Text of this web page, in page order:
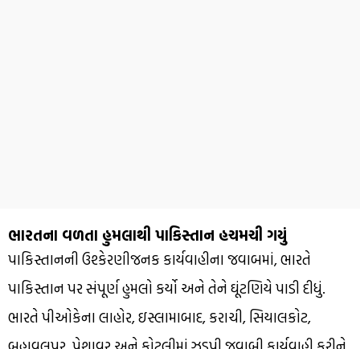
ભારતના વળતા હુમલાથી પાકિસ્તાન હચમચી ગયું
પાકિસ્તાનની ઉશ્કેરણીજનક કાર્યવાહીના જવાબમાં, ભારતે
પાકિસ્તાન પર સંપૂર્ણ હુમલો કર્યો અને તેને ઘૂંટણિયે પાડી દીધું.
ભારતે પીઓકેના લાહોર, ઇસ્લામાબાદ, કરાચી, સિયાલકોટ,